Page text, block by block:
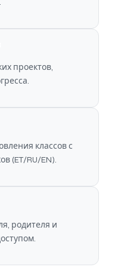
проектов,
классов с
(ET/RU/EN).
родителя и